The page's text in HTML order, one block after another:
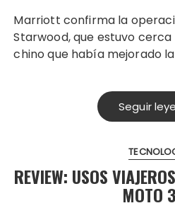
Marriott confirma la operación de compra de
Starwood, que estuvo
chino que había mejorado
Seguir
REVIEW: USOS
MOTO